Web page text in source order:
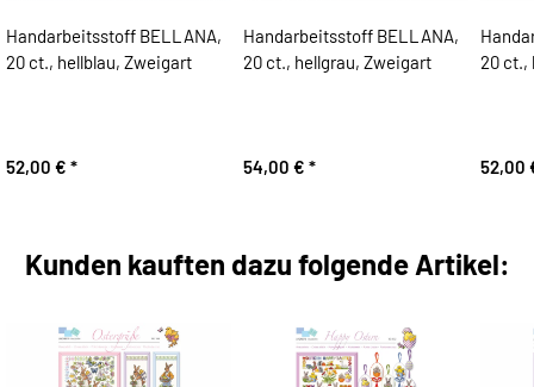
Handarbeitsstoff BELLANA,
20 ct., hellblau, Zweigart
52,00 € *
Handarbeitsstoff BELLANA,
20 ct., hellgrau, Zweigart
54,00 € *
20 ct.,
52,00
Kunden kauften dazu folgende Artikel: